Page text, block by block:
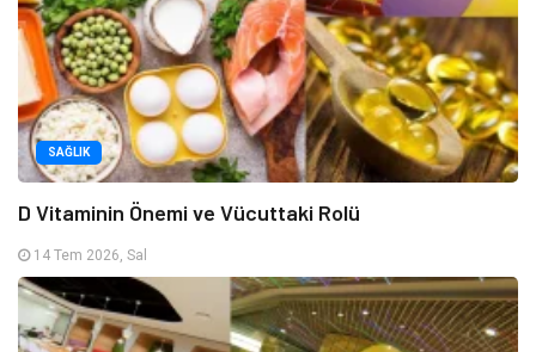
SAĞLIK
D Vitaminin Önemi ve Vücuttaki Rolü
14 Tem 2026, Sal